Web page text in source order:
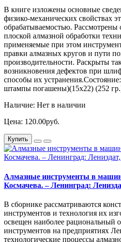
В книге изложены основные
физико-механических свойствах
обрабатываемостью. Рассмотрены
плоской алмазной обработки
применяемые при этом
правки алмазных кругов и пути
производительности. Раскрыты
возникновения дефектов при
способы их
штампы погашены)(15х22) (252
Наличие: Нет в наличии
Цена: 120.00руб.
Купить
Алмазные инструменты в
Космачева. – Ленинград:
В сборнике рассматриваются
инструментов и технология их
освещен наиболее рациональный
инструментов на предприятиях
технологические процессы